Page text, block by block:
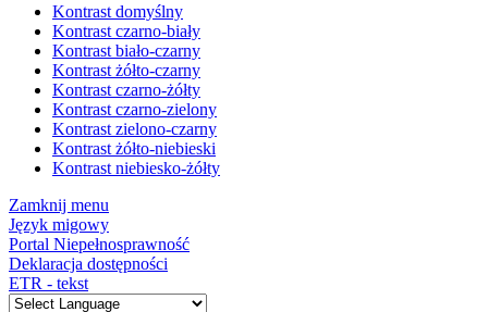
Kontrast domyślny
Kontrast czarno-biały
Kontrast biało-czarny
Kontrast żółto-czarny
Kontrast czarno-żółty
Kontrast czarno-zielony
Kontrast zielono-czarny
Kontrast żółto-niebieski
Kontrast niebiesko-żółty
Zamknij menu
Język migowy
Portal Niepełnosprawność
Deklaracja dostępności
ETR - tekst